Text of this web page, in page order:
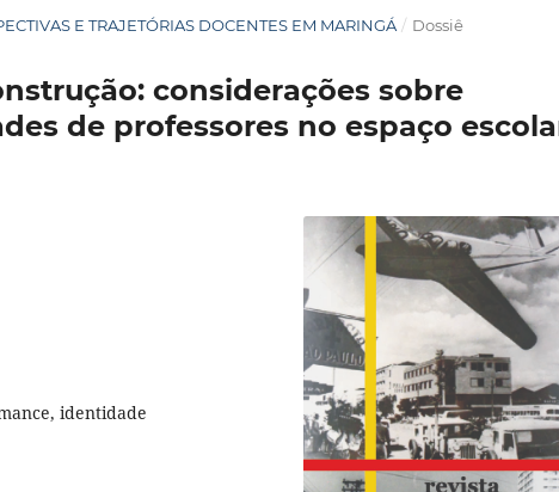
E TRAJETÓRIAS DOCENTES EM MARINGÁ / Dossiê
considerações sobre
de professores no espaço
identidade